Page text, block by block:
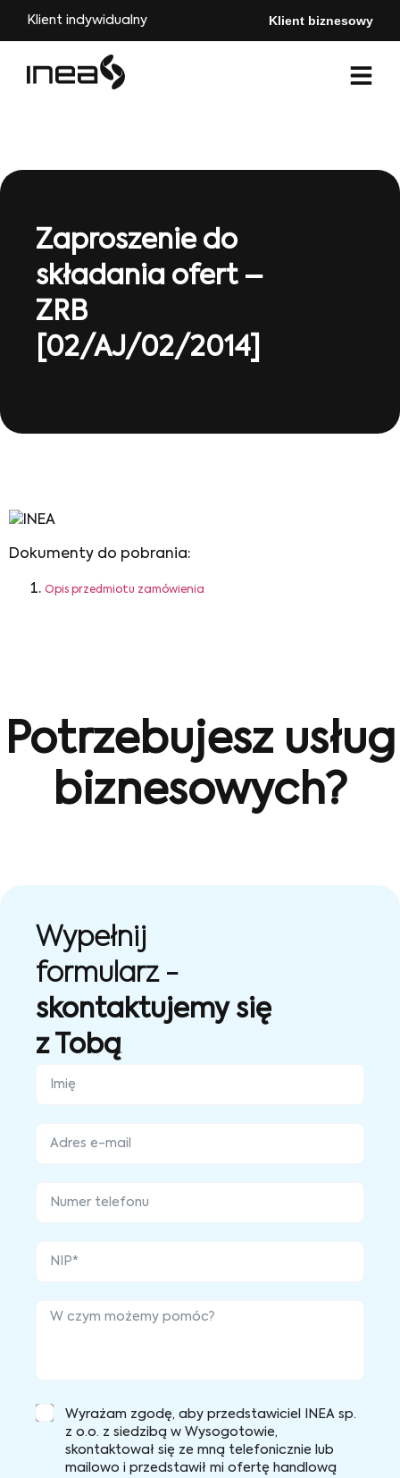
Klient indywidualny Klient biznesowy
Zaproszenie do
składania ofert –
ZRB
[02/AJ/02/2014]
Dokumenty do pobrania:
Opis przedmiotu zamówienia
Potrzebujesz usług
biznesowych?
Wypełnij
formularz -
skontaktujemy się
z Tobą
Wyrażam zgodę, aby przedstawiciel INEA sp.
z o.o. z siedzibą w Wysogotowie,
skontaktował się ze mną telefonicznie lub
mailowo i przedstawił mi ofertę handlową